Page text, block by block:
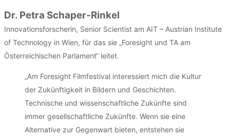
Dr. Petra Schaper-Rinkel
Innovationsforscherin, Senior Scientist am AIT – Austrian Institute
of Technology in Wien, für das sie „Foresight und TA am
Österreichischen Parlament“ leitet.
„Am Foresight Filmfestival interessiert mich die Kultur
der Zukünftigkeit in Bildern und Geschichten.
Technische und wissenschaftliche Zukünfte sind
immer gesellschaftliche Zukünfte. Wenn sie eine
Alternative zur Gegenwart bieten, entstehen sie